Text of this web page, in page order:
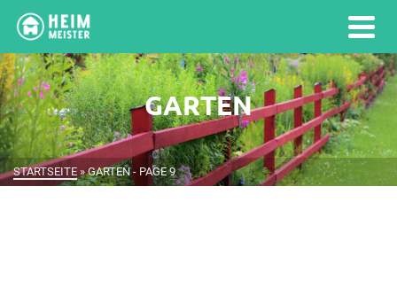
GARTEN
STARTSEITE » GARTEN- PAGE 9